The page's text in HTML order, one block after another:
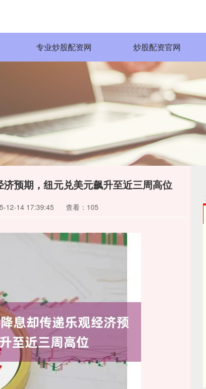
专业炒股配资网 炒股配资官网
预期，纽元兑美元飙升至近三周高位
12-14 17:39:45 查看：105